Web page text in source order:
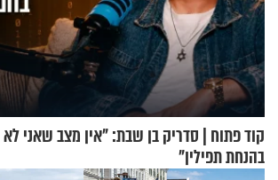
קוד פתוח | סדריק בן שבת: "אין מצב שאני
בהנחת תפילין"